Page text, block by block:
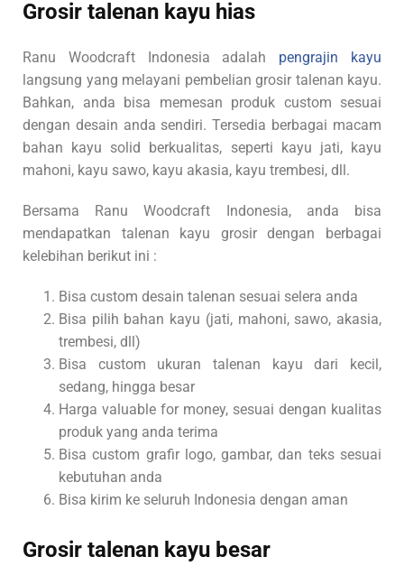
Grosir talenan kayu hias
Ranu Woodcraft Indonesia adalah pengrajin kayu
langsung yang melayani pembelian grosir talenan kayu.
Bahkan, anda bisa memesan produk custom sesuai
dengan desain anda sendiri. Tersedia berbagai macam
bahan kayu solid berkualitas, seperti kayu jati, kayu
mahoni, kayu sawo, kayu akasia, kayu trembesi, dll.
Bersama Ranu Woodcraft Indonesia, anda bisa
mendapatkan talenan kayu grosir dengan berbagai
kelebihan berikut ini :
Bisa custom desain talenan sesuai selera anda
Bisa pilih bahan kayu (jati, mahoni, sawo, akasia,
trembesi, dll)
Bisa custom ukuran talenan kayu dari kecil,
sedang, hingga besar
Harga valuable for money, sesuai dengan kualitas
produk yang anda terima
Bisa custom grafir logo, gambar, dan teks sesuai
kebutuhan anda
Bisa kirim ke seluruh Indonesia dengan aman
Grosir talenan kayu besar